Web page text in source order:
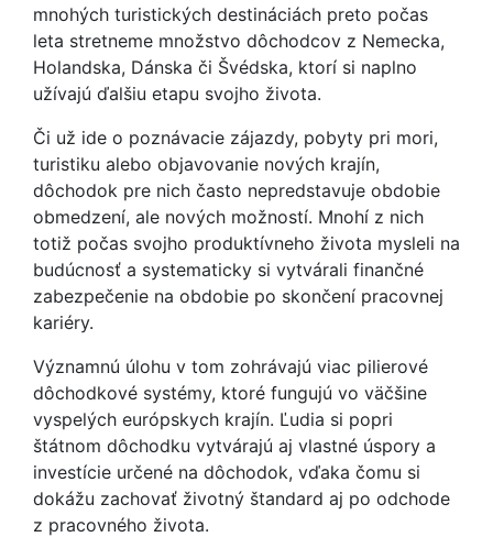
mnohých turistických destináciách preto počas
leta stretneme množstvo dôchodcov z Nemecka,
Holandska, Dánska či Švédska, ktorí si naplno
užívajú ďalšiu etapu svojho života.
Či už ide o poznávacie zájazdy, pobyty pri mori,
turistiku alebo objavovanie nových krajín,
dôchodok pre nich často nepredstavuje obdobie
obmedzení, ale nových možností. Mnohí z nich
totiž počas svojho produktívneho života mysleli na
budúcnosť a systematicky si vytvárali finančné
zabezpečenie na obdobie po skončení pracovnej
kariéry.
Významnú úlohu v tom zohrávajú viac pilierové
dôchodkové systémy, ktoré fungujú vo väčšine
vyspelých európskych krajín. Ľudia si popri
štátnom dôchodku vytvárajú aj vlastné úspory a
investície určené na dôchodok, vďaka čomu si
dokážu zachovať životný štandard aj po odchode
z pracovného života.